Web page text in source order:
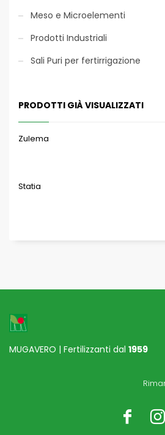
Meso e Microelementi
Prodotti Industriali
Sali Puri per fertirrigazione
PRODOTTI GIÀ VISUALIZZATI
Zulema
Statia
MUGAVERO | Fertilizzanti dal 1959